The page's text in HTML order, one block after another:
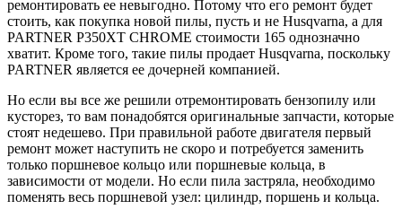
ремонтировать ее невыгодно. Потому что его ремонт будет
стоить, как покупка новой пилы, пусть и не Husqvarna, а для
PARTNER P350XT CHROME стоимости 165 однозначно
хватит. Кроме того, такие пилы продает Husqvarna, поскольку
PARTNER является ее дочерней компанией.
Но если вы все же решили отремонтировать бензопилу или
кусторез, то вам понадобятся оригинальные запчасти, которые
стоят недешево. При правильной работе двигателя первый
ремонт может наступить не скоро и потребуется заменить
только поршневое кольцо или поршневые кольца, в
зависимости от модели. Но если пила застряла, необходимо
поменять весь поршневой узел: цилиндр, поршень и кольца.